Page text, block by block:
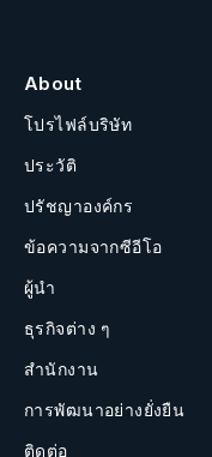
About
โปรไฟล์บริษัท
ประวัติ
ปรัชญาองค์กร
ข้อความจากซีอีโอ
ผู้นำ
ธุรกิจต่าง ๆ
สำนักงาน
การพัฒนาอย่างยั่งยืน
ติดต่อ